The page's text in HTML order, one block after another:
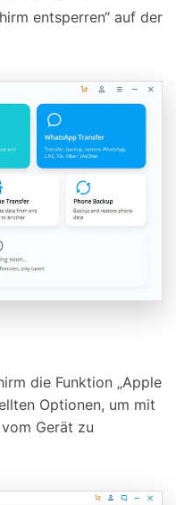
entsperren“ auf der
die Funktion „Apple
Optionen, um mit
Gerät zu